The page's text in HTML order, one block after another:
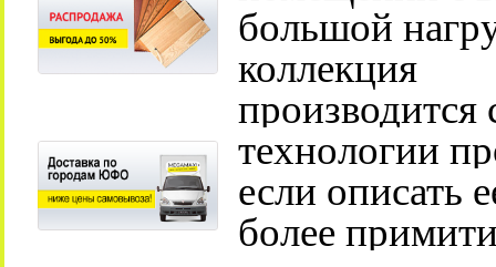
большой
коллекция
производится
технологии
если описать
более